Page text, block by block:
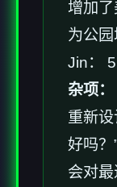
增加
为公
Jin：
杂项：
重新
好吗？
会对最